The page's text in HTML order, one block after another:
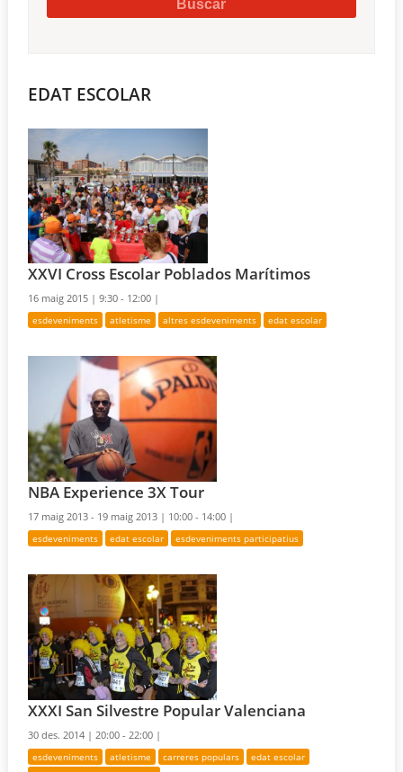
EDAT ESCOLAR
XXVI Cross Escolar Poblados Marítimos
16 maig 2015 |9:30 - 12:00 |
esdeveniments atletisme altres esdeveniments edat escolar
NBA Experience 3X Tour
17 maig 2013 - 19 maig 2013 | 10:00 - 14:00 |
esdeveniments edat escolar esdeveniments participatius
XXXI San Silvestre Popular Valenciana
30 des. 2014 | 20:00 - 22:00 |
esdeveniments atletisme carreres populars
edat escolar